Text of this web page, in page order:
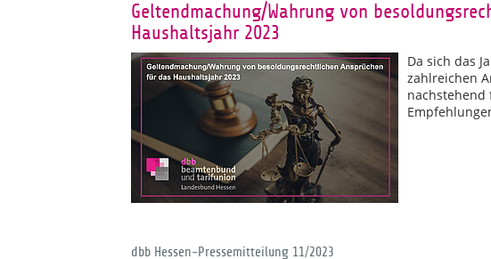
Geltendmachung/Wahrung von
Haushaltsjahr 2023
Da sich das
zahlreichen
nachstehend
dbb Hessen-Pressemitteilung 11/2023